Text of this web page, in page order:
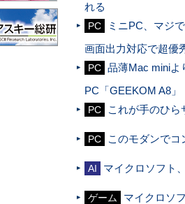
れる
PC
ミニPC、マジ
画面出力対応で超優
PC 品薄Mac miniよ
PC「GEEKOM A8」
PC これが手のひら
PC このモダンでコ
AI マイクロソフト
ゲーム
マイクロソ